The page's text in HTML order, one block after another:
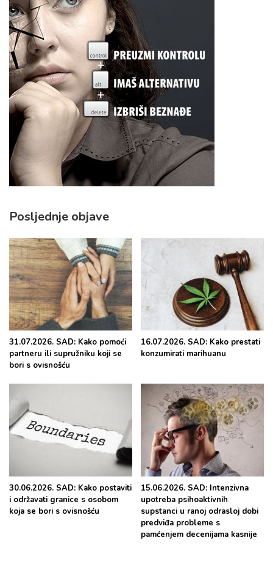
Posljednje objave
31.07.2026. SAD: Kako pomoći
partneru ili supružniku koji se
bori s ovisnošću
16.07.2026. SAD: Kako prestati
konzumirati marihuanu
30.06.2026. SAD: Kako postaviti
i održavati granice s osobom
koja se bori s ovisnošću
15.06.2026. SAD: Intenzivna
upotreba psihoaktivnih
supstanci u ranoj odrasloj dobi
predviđa probleme s
pamćenjem decenijama kasnije